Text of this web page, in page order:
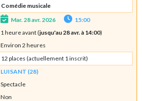
Comédie musicale
Mar. 28 avr. 2026
15:00
1 heure avant (jusqu'au 28 avr. à 14:00)
Environ 2 heures
12 places (actuellement 1 inscrit)
LUISANT (28)
Spectacle
Non